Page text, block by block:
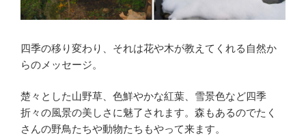
四季の移り変わり、それは花や木が教えてくれる自然か
らのメッセージ。
楚々とした山野草、色鮮やかな紅葉、雪景色など四季
折々の風景の美しさに魅了されます。森もあるのでたく
さんの野鳥たちや動物たちもやって来ます。